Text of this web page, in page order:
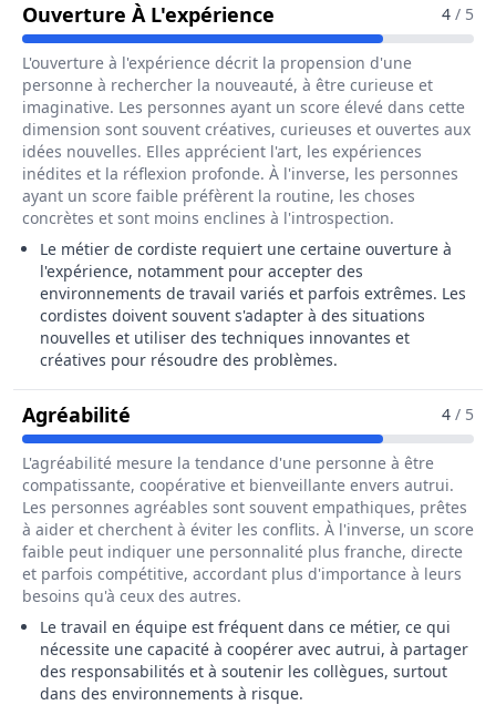
Ouverture À L'expérience Pour Le Métier De
4 / 5
L'ouverture à l'expérience décrit la propension d'une
personne à rechercher la nouveauté, à être curieuse et
imaginative. Les personnes ayant un score élevé dans cette
dimension sont souvent créatives, curieuses et ouvertes aux
idées nouvelles. Elles apprécient l'art, les expériences
inédites et la réflexion profonde. À l'inverse, les personnes
ayant un score faible préfèrent la routine, les choses
concrètes et sont moins enclines à l'introspection.
Le métier de cordiste requiert une certaine ouverture à
l'expérience, notamment pour accepter des
environnements de travail variés et parfois extrêmes. Les
cordistes doivent souvent s'adapter à des situations
nouvelles et utiliser des techniques innovantes et
créatives pour résoudre des problèmes.
Agréabilité 4 / 5
L'agréabilité mesure la tendance d'une personne à être
compatissante, coopérative et bienveillante envers autrui.
Les personnes agréables sont souvent empathiques, prêtes
à aider et cherchent à éviter les conflits. À l'inverse, un score
faible peut indiquer une personnalité plus franche, directe
et parfois compétitive, accordant plus d'importance à leurs
besoins qu'à ceux des autres.
Le travail en équipe est fréquent dans ce métier, ce qui
nécessite une capacité à coopérer avec autrui, à partager
des responsabilités et à soutenir les collègues, surtout
dans des environnements à risque.